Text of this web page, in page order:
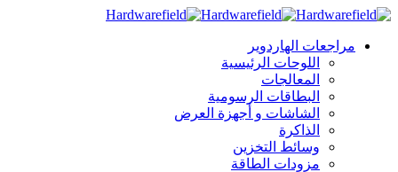
مراجعات الهاردوير
اللوحات الرئيسية
المعالجات
البطاقات الرسومية
الشاشات و أجهزة العرض
الذاكرة
وسائط التخزين
مزودات الطاقة